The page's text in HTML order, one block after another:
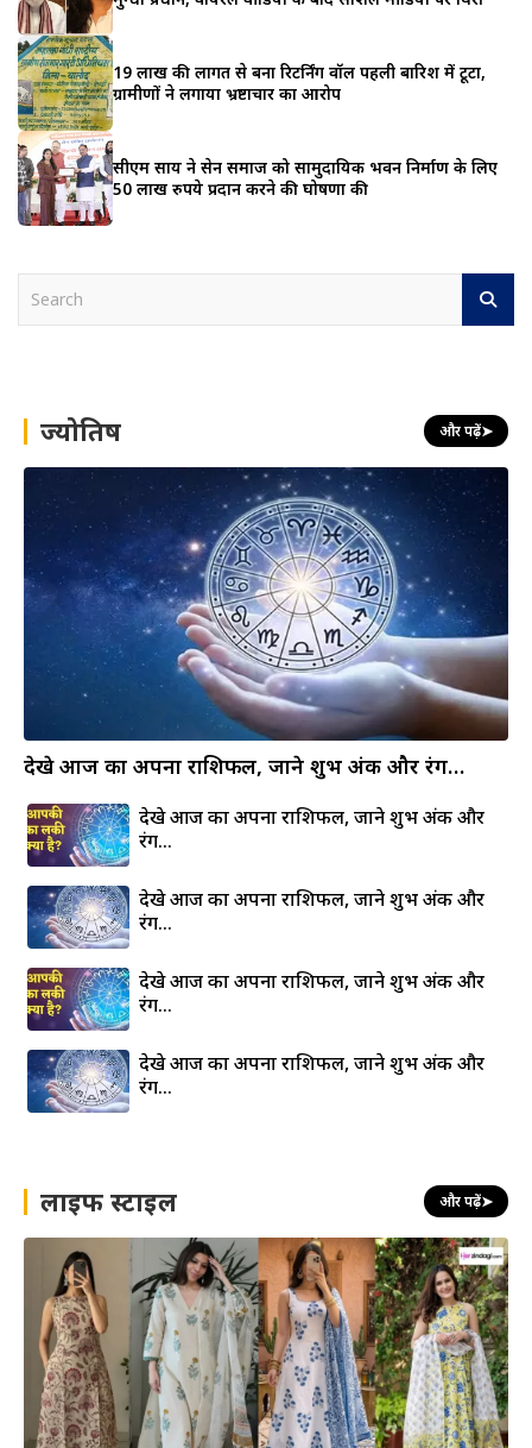
19 लाख की लागत से बना रिटर्निंग वॉल पहली बारिश में टूटा,
ग्रामीणों ने लगाया भ्रष्टाचार का आरोप
सीएम साय ने सेन समाज को सामुदायिक भवन निर्माण के लिए
50 लाख रुपये प्रदान करने की घोषणा की
h ज्योतिष और पढ़ें➤
देखे आज का अपना राशिफल, जाने शुभ अंक और रंग…
देखे आज का अपना राशिफल, जाने शुभ अंक और
रंग…
देखे आज का अपना राशिफल, जाने शुभ अंक और
रंग…
देखे आज का अपना राशिफल, जाने शुभ अंक और
रंग…
देखे आज का अपना राशिफल, जाने शुभ अंक और
रंग…
लाइफ स्टाइल और पढ़ें➤